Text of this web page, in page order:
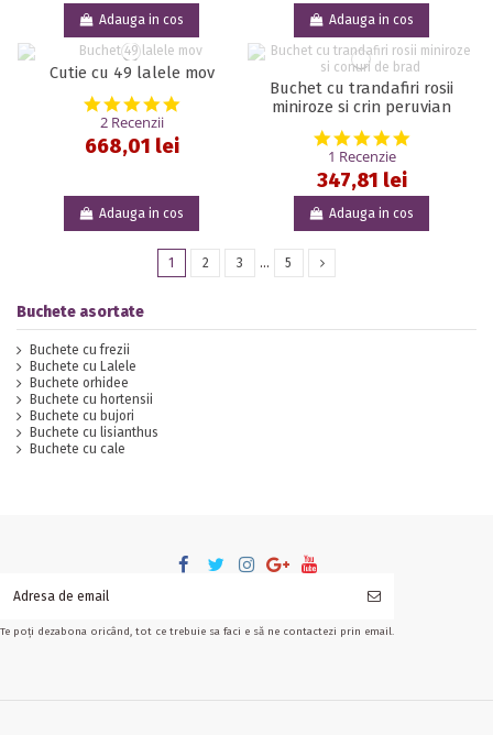
Adauga in cos Adauga in cos
Cutie cu 49 lalele mov
5.0 star rating
2 Recenzii
668,01 lei
Adauga in cos
Buchet cu trandafiri rosii
miniroze si crin peruvian
5.0 star
1 Recenzie
347,81 lei
Adauga in cos
1 2 3 … 5
Buchete asortate
Buchete cu frezii
Buchete cu Lalele
Buchete orhidee
Buchete cu hortensii
Buchete cu bujori
Buchete cu lisianthus
Buchete cu cale
Te poți dezabona oricând, tot ce trebuie sa faci e să ne contactezi prin email.